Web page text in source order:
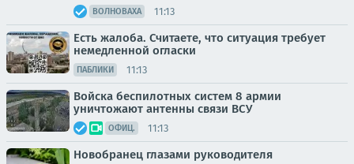
ВОЛНОВАХА 11:13
Есть жалоба. Считаете, что ситуация требует
немедленной огласки
ПАБЛИКИ 11:13
Войска беспилотных систем 8 армии
уничтожают антенны связи ВСУ
ОФИЦ. 11:13
Новобранец глазами руководителя